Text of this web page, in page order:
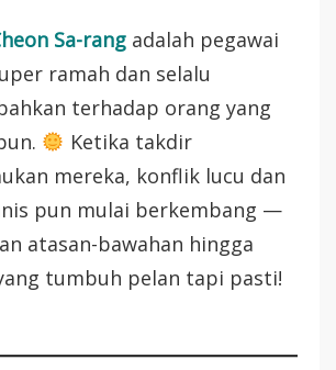
Sa-rang adalah pegawai
ramah dan selalu
terhadap orang yang
Ketika takdir
mereka, konflik lucu dan
pun mulai berkembang —
atasan-bawahan hingga
tumbuh pelan tapi pasti!